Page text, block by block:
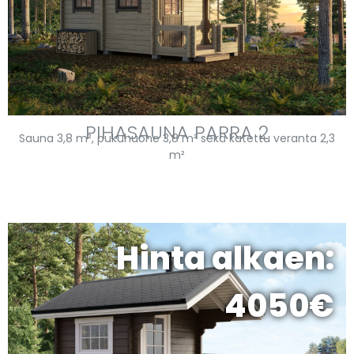
PIHASAUNA PARRA 2
Sauna 3,8 m², pukuhuone 3,8 m² sekä katettu veranta 2,3
m²
Hinta alkaen:
4050€